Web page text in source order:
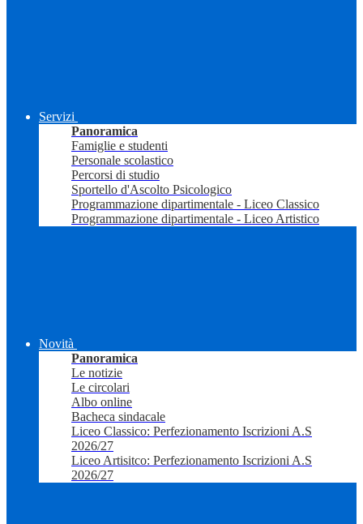
Servizi
Panoramica
Famiglie e studenti
Personale scolastico
Percorsi di studio
Sportello d'Ascolto Psicologico
Programmazione dipartimentale - Liceo Classico
Programmazione dipartimentale - Liceo Artistico
Novità
Panoramica
Le notizie
Le circolari
Albo online
Bacheca sindacale
Liceo Classico: Perfezionamento Iscrizioni A.S
2026/27
Liceo Artisitco: Perfezionamento Iscrizioni A.S
2026/27